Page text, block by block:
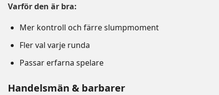
Varför den är bra:
Mer kontroll och färre slumpmoment
Fler val varje runda
Passar erfarna spelare
Handelsmän & barbarer